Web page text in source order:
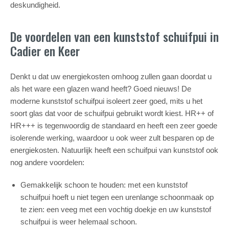
deskundigheid.
De voordelen van een kunststof schuifpui in
Cadier en Keer
Denkt u dat uw energiekosten omhoog zullen gaan doordat u
als het ware een glazen wand heeft? Goed nieuws! De
moderne kunststof schuifpui isoleert zeer goed, mits u het
soort glas dat voor de schuifpui gebruikt wordt kiest. HR++ of
HR+++ is tegenwoordig de standaard en heeft een zeer goede
isolerende werking, waardoor u ook weer zult besparen op de
energiekosten. Natuurlijk heeft een schuifpui van kunststof ook
nog andere voordelen:
Gemakkelijk schoon te houden: met een kunststof
schuifpui hoeft u niet tegen een urenlange schoonmaak op
te zien: een veeg met een vochtig doekje en uw kunststof
schuifpui is weer helemaal schoon.